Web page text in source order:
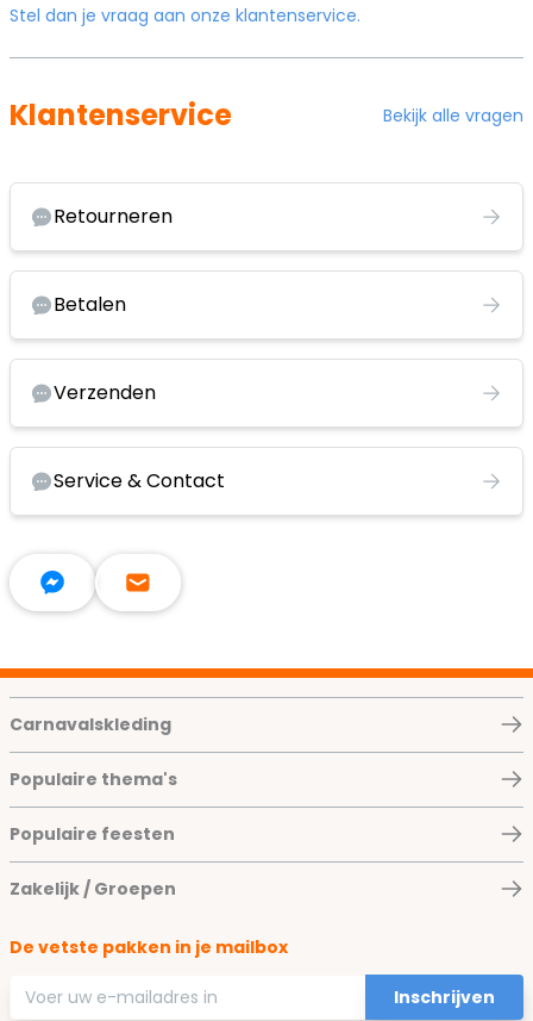
Stel dan je vraag aan onze klantenservice.
Klantenservice Bekijk alle vragen
Retourneren
Betalen
Verzenden
Service & Contact
Carnavalskleding
Populaire thema's
Populaire feesten
Zakelijk / Groepen
De vetste pakken in je mailbox
E-mailadres
Inschrijven